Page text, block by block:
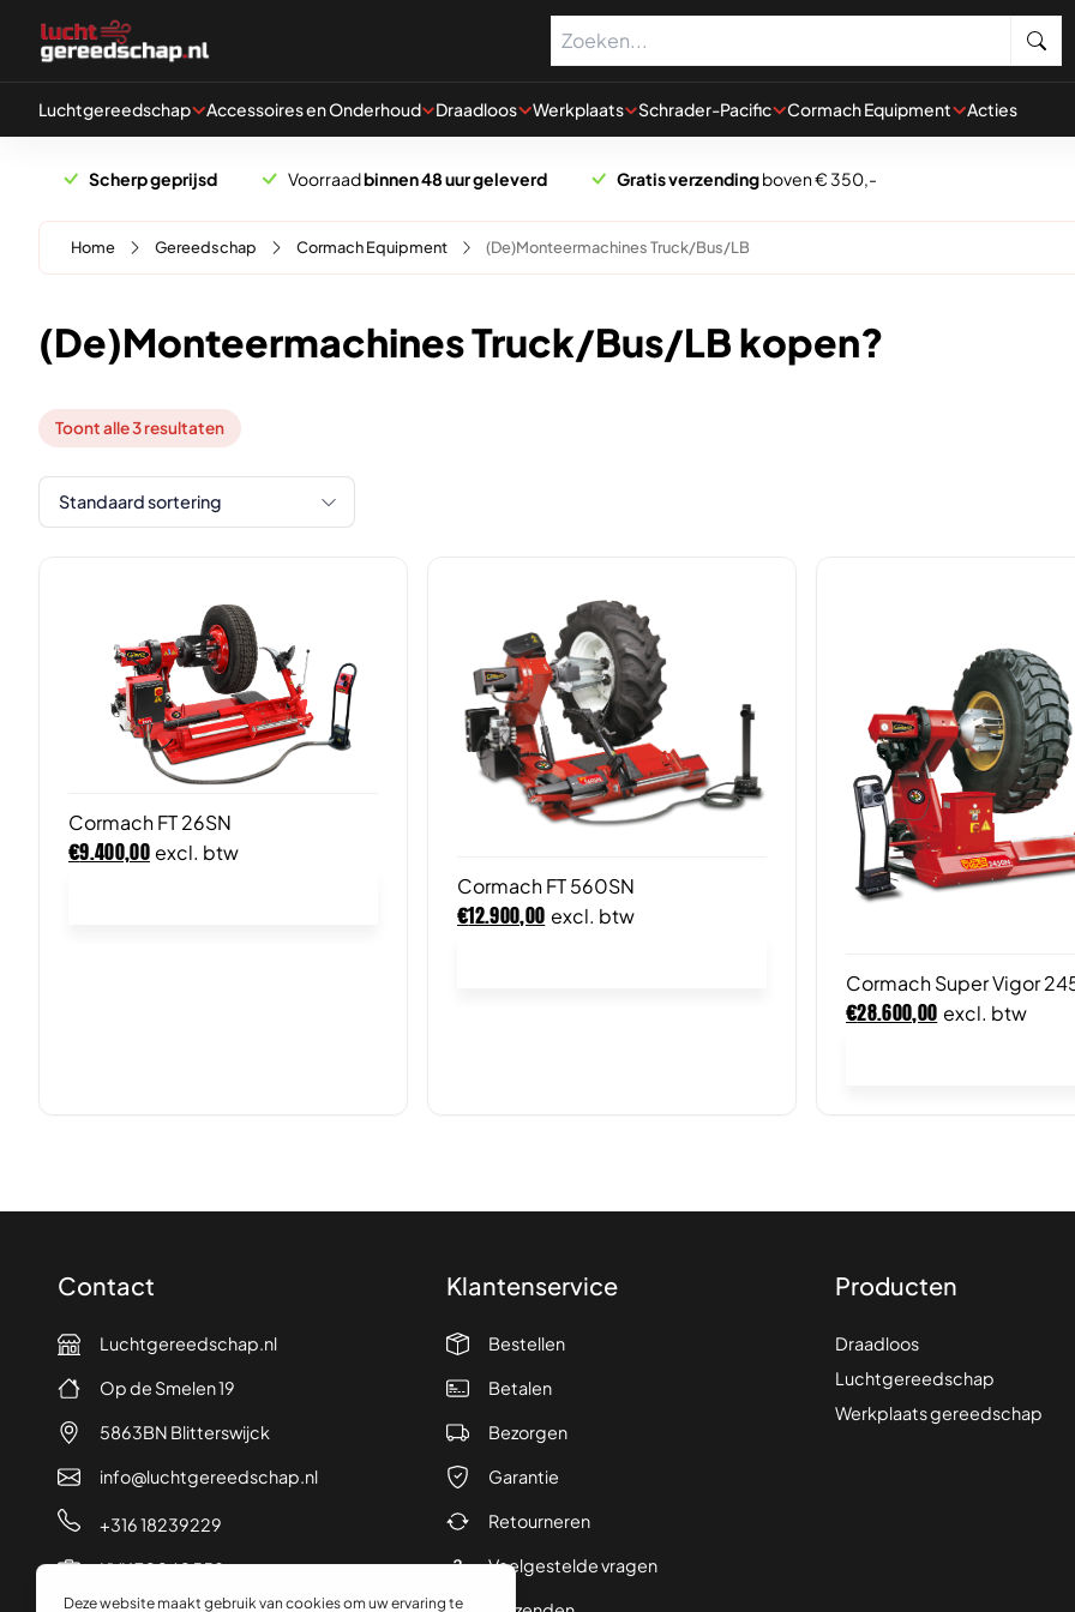
Luchtgereedschap Accessoires en Onderhoud Draadloos Werkplaats Schrader-Pacific Cormach Equipment Acties
Scherp geprijsd Voorraadbinnen 48 uur geleverd Gratis verzendingboven € 350,-
Home Gereedschap Cormach Equipment (De)Monteermachines Truck/Bus/LB
(De)Monteermachines Truck/Bus/LB kopen?
Toont alle 3 resultaten
Cormach FT 26SN
€9.400,00 excl. btw
Cormach FT 560SN
€12.900,00 excl. btw
Cormach Super Vigor
€28.600,00 excl. btw
Contact
Luchtgereedschap.nl
Op de Smelen 19
5863BN Blitterswijck
info@luchtgereedschap.nl
+316 18239229
KVK 70240558
Klantenservice
Bestellen
Betalen
Bezorgen
Garantie
Retourneren
Veelgestelde vragen
Producten
Draadloos
Luchtgereedschap
Werkplaats gereedschap